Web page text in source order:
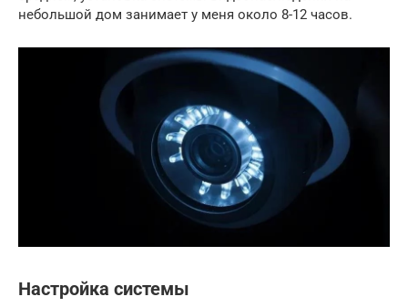
небольшой дом занимает у меня около 8-12 часов.
Настройка системы